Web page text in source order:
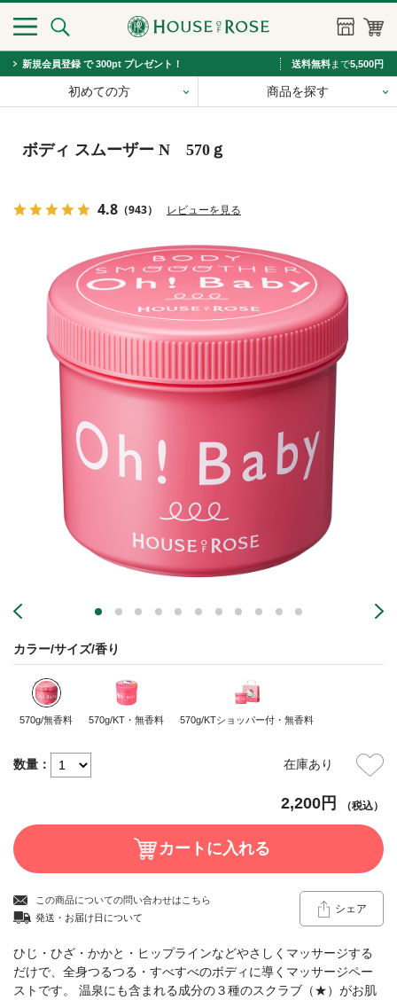
新規会員登録 で 300pt プレゼント！ 送料無料まで5,500円
初めての方 商品を探す
ボディ スムーザー N 570ｇ
4.8（943） レビューを見る
2,200円 （税込）
数量： 在庫あり
カラー/サイズ/香り
570g/無香料 570g/KT・無香料 570g/KTショッパー付・無香料
この商品についての問い合わせはこちら
発送・お届け日について
シェア
ひじ・ひざ・かかと・ヒップラインなどやさしくマッサージする
だけで、全身つるつる・すべすべのボディに導くマッサージペー
ストです。 温泉にも含まれる成分の３種のスクラブ（★）がお肌